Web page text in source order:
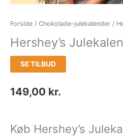
Forside / Chokolade-julekalender /
Hershey’s
SE TILBUD
149,00 kr.
Køb Hershey’s